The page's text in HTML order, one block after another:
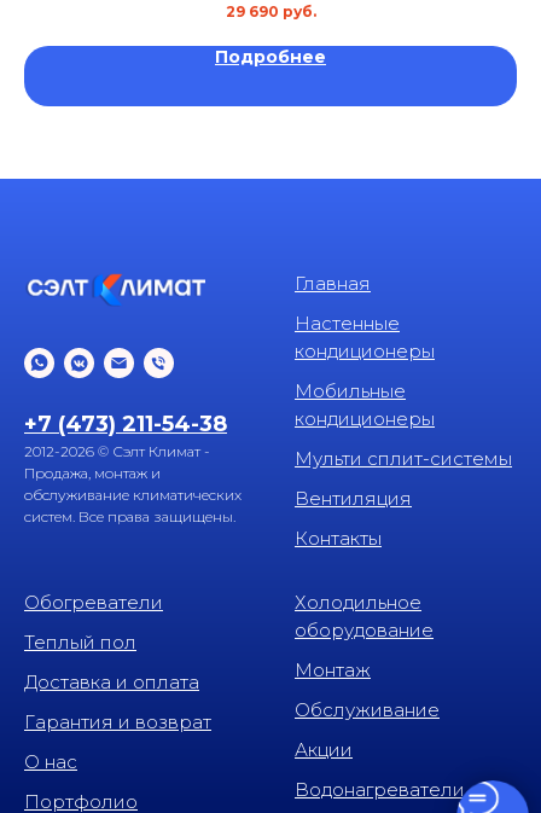
Уровень шума: 30 дБ
29 690 руб.
Подробнее
+7 (473) 211-54-38
2012-2026 © Сэлт Климат -
Продажа, монтаж и
обслуживание климатических
систем. Все права защищены.
Главная
Настенные
кондиционеры
Мобильные
кондиционеры
Мульти сплит-системы
Вентиляция
Контакты
Обогреватели
Теплый пол
Доставка и оплата
Гарантия и возврат
О нас
Портфолио
Холодильное
оборудование
Монтаж
Обслуживание
Акции
Водонагреватели